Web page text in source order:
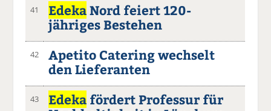
41 EdekaNord feiert 120-
jähriges Bestehen
42
Apetito Catering wechselt
den Lieferanten
43 Edeka fördert Professur für